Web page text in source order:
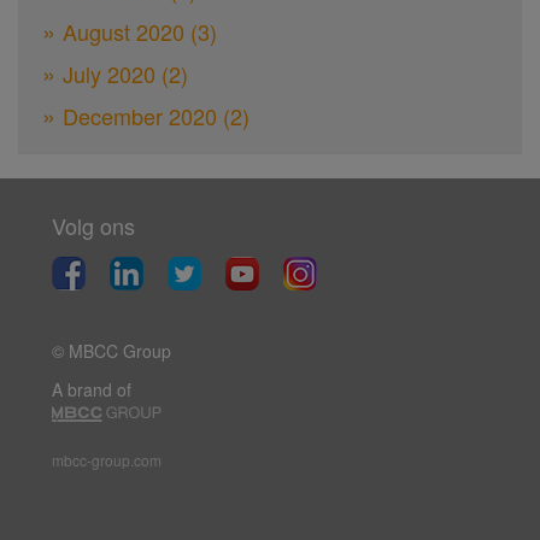
August 2020 (3)
July 2020 (2)
December 2020 (2)
Volg ons
© MBCC Group
A brand of
mbcc-group.com